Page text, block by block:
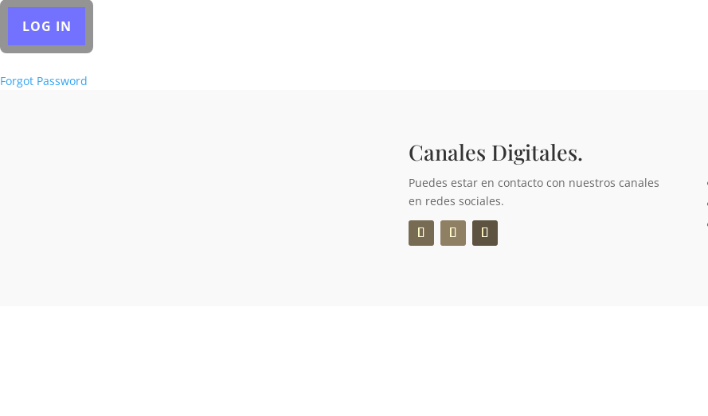
Forgot Password
Canales Digitales.
Puedes estar en contacto con nuestros canales
en redes sociales.